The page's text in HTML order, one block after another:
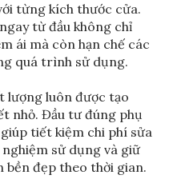
từng kích thước cửa.
từ đầu không chỉ
ái mà còn hạn chế các
quá trình sử dụng.
lượng luôn được tạo
nhỏ. Đầu tư đúng phụ
tiết kiệm chi phí sửa
sử dụng và giữ
bền đẹp theo thời gian.